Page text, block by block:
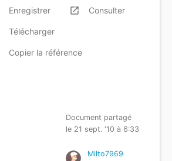
Enregistrer launch Consulter
Télécharger
Copier la référence
Document partagé
le 21 sept. '10 à 6:33
Milto7969